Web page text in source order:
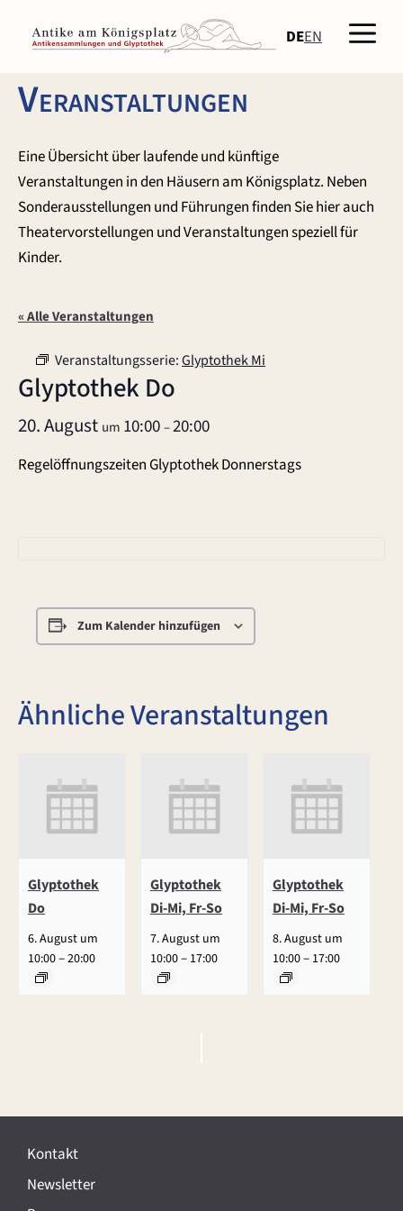
Inhalt
springen
DEEN
Veranstaltungen
Eine Übersicht über laufende und künftige
Veranstaltungen in den Häusern am Königsplatz. Neben
Sonderausstellungen und Führungen finden Sie hier auch
Theatervorstellungen und Veranstaltungen speziell für
Kinder.
« Alle Veranstaltungen
Veranstaltungsserie:Glyptothek Mi
Glyptothek Do
20. August um 10:00–20:00
Regelöffnungszeiten Glyptothek Donnerstags
Zum Kalender hinzufügen
Ähnliche Veranstaltungen
Glyptothek
Do
6. August um
10:00–20:00
Glyptothek
Di-Mi, Fr-So
7. August um
10:00– 17:00
Glyptothek
Di-Mi, Fr-So
8. August um
10:00– 17:00
e
a
n
Kontakt
Newsletter